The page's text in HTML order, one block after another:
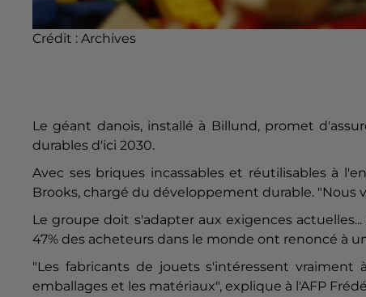
Crédit : Archives
Le géant danois, installé à Billund, promet
durables d'ici 2030.
Avec ses briques incassables et réutilisables à
Brooks, chargé du développement durable. "Nous
Le groupe doit s'adapter aux exigences
47% des acheteurs dans le monde ont renoncé à
"Les fabricants de jouets s'intéressent
emballages et les matériaux", explique à l'AFP